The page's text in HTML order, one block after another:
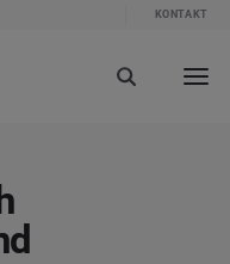
KONTAKT